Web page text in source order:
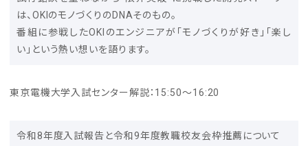
は、OKIのモノづくりのDNAそのもの。
番組に参戦したOKIのエンジニアが「モノづくりが好き」「楽し
い」という熱い想いを語ります。
東京電機大学入試センター解説：15:50～16:20
令和8年度入試報告と令和9年度教職校友会枠推薦について